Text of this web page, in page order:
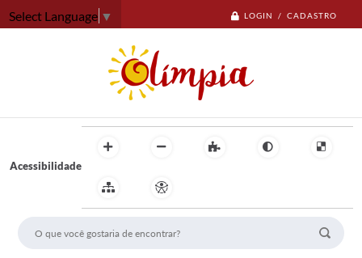
LOGIN / CADASTRO
Select Language ▼
Acessibilidade